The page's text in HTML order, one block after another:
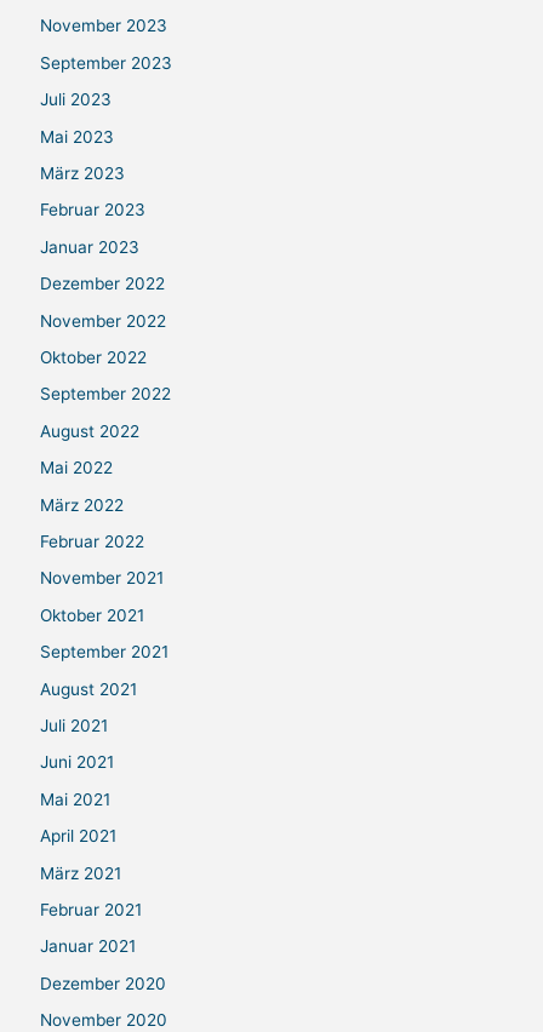
November 2023
September 2023
Juli 2023
Mai 2023
März 2023
Februar 2023
Januar 2023
Dezember 2022
November 2022
Oktober 2022
September 2022
August 2022
Mai 2022
März 2022
Februar 2022
November 2021
Oktober 2021
September 2021
August 2021
Juli 2021
Juni 2021
Mai 2021
April 2021
März 2021
Februar 2021
Januar 2021
Dezember 2020
November 2020